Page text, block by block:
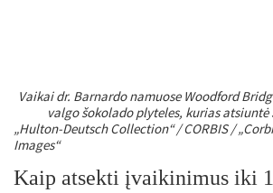
Vaikai dr. Barnardo namuose Woodford
valgo šokolado plyteles, kurias atsiuntė
„Hulton-Deutsch Collection“ / CORBIS /
Images“
Kaip atsekti įvaikinimus iki